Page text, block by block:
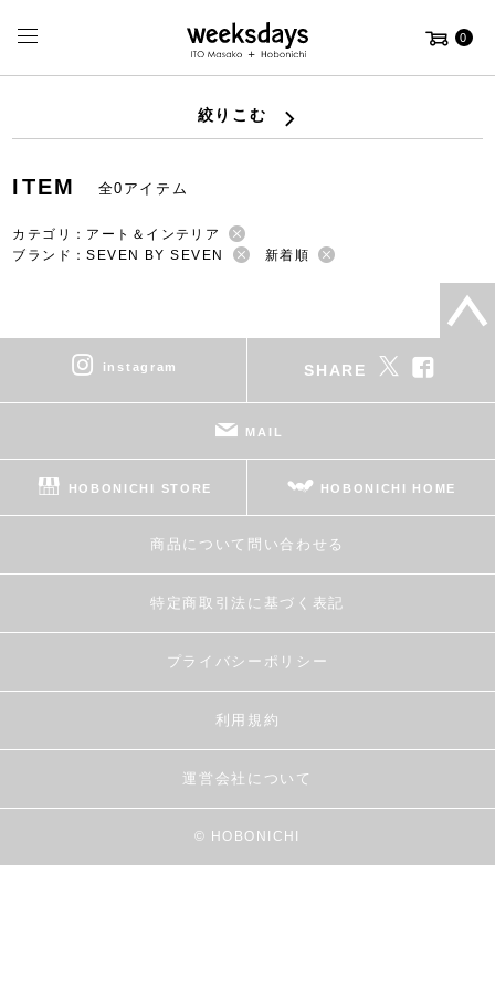
0
絞りこむ
ITEM 全0アイテム
カテゴリ：アート＆インテリア
ブランド：SEVEN BY SEVEN
新着順
instagram SHARE
MAIL
HOBONICHI STORE HOBONICHI HOME
商品について問い合わせる
特定商取引法に基づく表記
プライバシーポリシー
利用規約
運営会社について
© HOBONICHI